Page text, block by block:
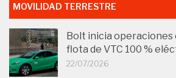
MOVILIDAD TERRESTRE
Bolt inicia operaciones
flota de VTC 100 %
22/07/2026